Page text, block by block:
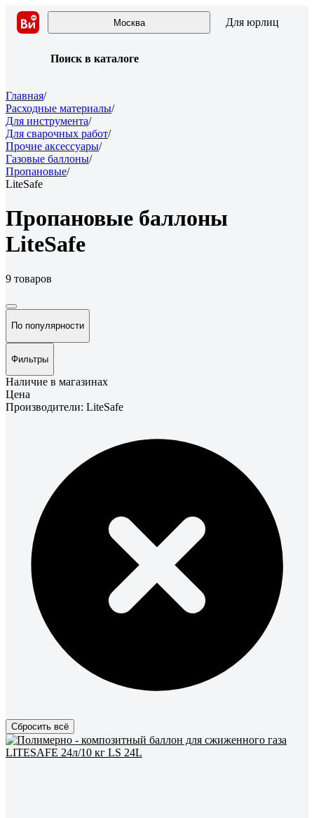
Москва Для юрлиц
Поиск в каталоге
Главная/
Расходные материалы/
Для инструмента/
Для сварочных работ/
Прочие аксессуары/
Газовые баллоны/
Пропановые/
LiteSafe
Пропановые баллоны
LiteSafe
9 товаров
По популярности
Фильтры
Наличие в магазинах
Цена
Производители: LiteSafe
Сбросить всё